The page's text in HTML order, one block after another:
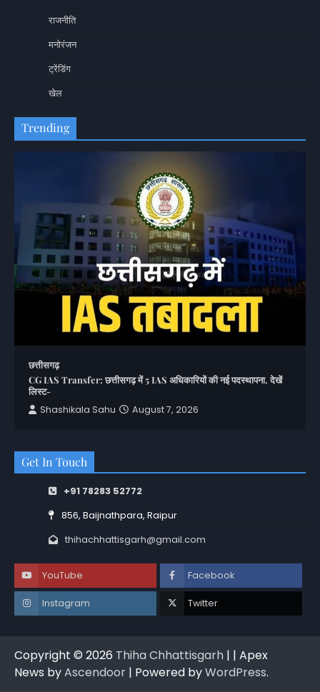
राजनीति
मनोरंजन
ट्रेंडिंग
खेल
Trending
छत्तीसगढ़
CG IAS Transfer: छत्तीसगढ़ में 5 IAS अधिकारियों की नई पदस्थापना, देखें
लिस्ट-
Shashikala Sahu
August 7, 2026
Get In Touch
+91 78283 52772
856, Baijnathpara, Raipur
thihachhattisgarh@gmail.com
YouTube Facebook
Instagram Twitter
Copyright © 2026 Thiha Chhattisgarh | | Apex
News byAscendoor | Powered byWordPress.